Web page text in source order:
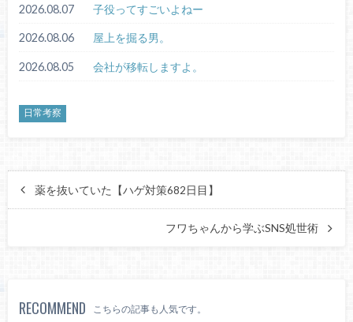
2026.08.07 子役ってすごいよねー
2026.08.06 屋上を掘る男。
2026.08.05 会社が移転しますよ。
日常考察
薬を抜いていた【ハゲ対策682日目】
フワちゃんから学ぶSNS処世術
RECOMMEND こちらの記事も人気です。